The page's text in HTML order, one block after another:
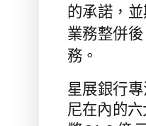
的承諾，
業務整併
務。
星展銀行
尼在內的六